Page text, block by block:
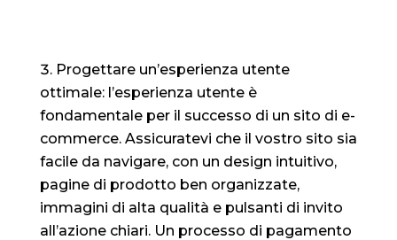
Progettare un’esperienza utente
ottimale: l’esperienza utente è
fondamentale per il successo di un sito di e-
commerce. Assicuratevi che il vostro sito sia
facile da navigare, con un design intuitivo,
pagine di prodotto ben organizzate,
immagini di alta qualità e pulsanti di invito
all’azione chiari. Un processo di pagamento